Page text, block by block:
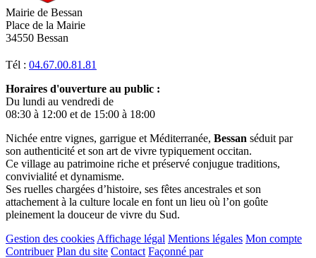
Mairie de Bessan
Place de la Mairie
34550 Bessan
Tél : 04.67.00.81.81
Horaires d'ouverture au public :
Du lundi au vendredi de
08:30 à 12:00 et de 15:00 à 18:00
Nichée entre vignes, garrigue et Méditerranée, Bessan séduit par
son authenticité et son art de vivre typiquement occitan.
Ce village au patrimoine riche et préservé conjugue traditions,
convivialité et dynamisme.
Ses ruelles chargées d’histoire, ses fêtes ancestrales et son
attachement à la culture locale en font un lieu où l’on goûte
pleinement la douceur de vivre du Sud.
Gestion des cookies Affichage légal Mentions légales Mon compte
Contribuer Plan du site Contact Façonné par